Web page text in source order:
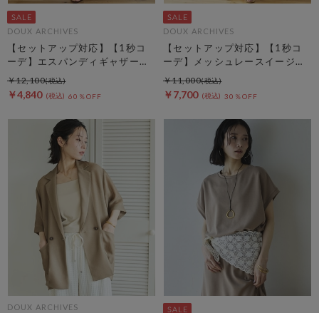
DOUX ARCHIVES
【セットアップ対応】【1秒コ
ーデ】エスパンディギャザース
カート
￥4,840 60％OFF
￥12,100
DOUX ARCHIVES
【セットアップ対応】【1秒コ
ーデ】メッシュレースイージー
パンツ
￥7,700 30％OFF
￥11,000
DOUX ARCHIVES